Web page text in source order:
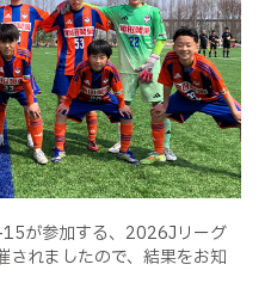
15が参加する、2026Jリーグ
れましたので、結果をお知